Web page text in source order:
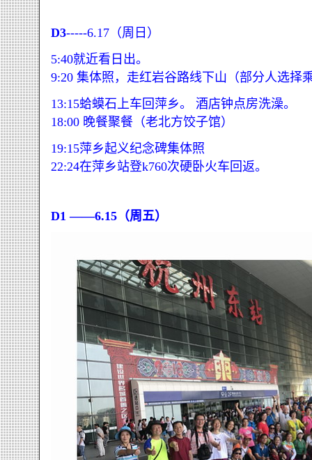
D3-----6.17（周日）
5:40就近看日出。
9:20 集体照，走红岩谷路线下山（部分人选择
13:15蛤蟆石上车回萍乡。 酒店钟点房洗澡。
18:00 晚餐聚餐（老北方饺子馆）
19:15萍乡起义纪念碑集体照
22:24在萍乡站登k760次硬卧火车回返。
D1 ——6.15（周五）